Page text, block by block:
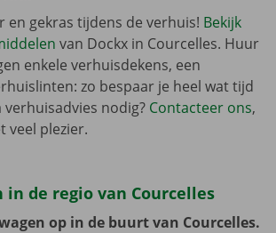
en gekras tijdens de verhuis! Bekijk
van Dockx in Courcelles. Huur
enkele verhuisdekens, een
zo bespaar je heel wat tijd
verhuisadvies nodig? Contacteer ons,
veel plezier.
de regio van Courcelles
op in de buurt van Courcelles.